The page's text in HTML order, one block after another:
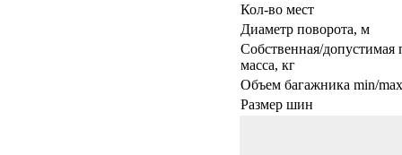
Кол-во мест
Диаметр поворота, м
Собственная/допустимая
масса, кг
Объем багажника min/
Размер шин